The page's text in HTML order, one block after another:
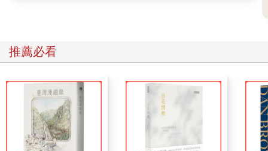
有勇氣這樣做。他步入死亡的過程是很可怕、令人恐懼的，但他
發現到，這段過程竟被周圍所有人、被他一輩子所謹守的「體
面」，貶低成偶然的不愉快、某種有礙觀瞻的程度（對待他的方
式，彷彿他是一位散發著惡臭走進客廳的人）；他看見，沒有人
可憐他，因為甚至沒有一人願意明白他的處境。只有格拉西姆明
白這處境，並同情他。因此伊凡・伊里奇只有與格拉西姆在一起
的時候才感到舒暢。有時格拉西姆徹夜未眠，支撐著他的腳，不
願意離開去睡覺，說：「您別擔心，伊凡・伊里奇，我晚點再補
推薦必看